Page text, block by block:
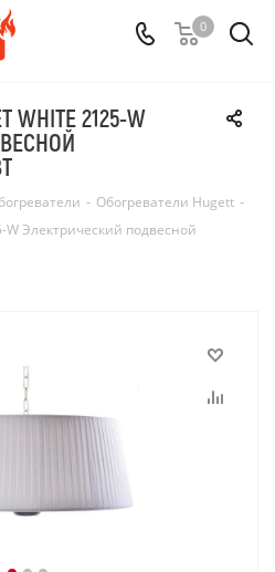
0
WHITE 2125-W
- Обогреватели Hugett -
Электрический подвесной